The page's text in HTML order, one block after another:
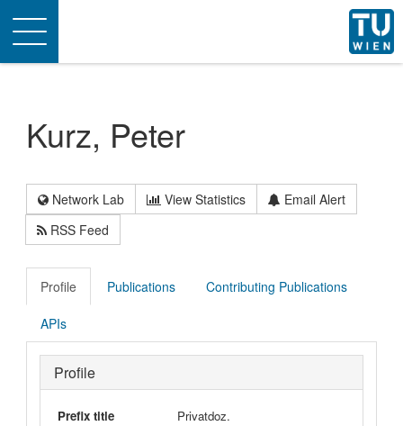
Toggle
navigation
Kurz, Peter
Network Lab View Statistics
Email Alert
RSS Feed
Profile Publications Contributing Publications
APIs
Profile
Prefix title
Privatdoz.